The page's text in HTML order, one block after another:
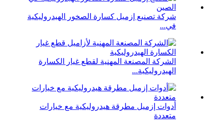
شركة تصنيع إزميل كسارة الصخور الهيدروليكية
في...
الشركة المصنعة المهنية لقطع غيار الكسارة
الهيدروليكية...
أدوات إزميل مطرقة هيدروليكية مع خيارات
متعددة